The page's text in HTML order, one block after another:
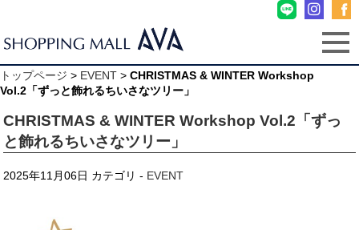
トップページ > EVENT > CHRISTMAS & WINTER Workshop
Vol.2「ずっと飾れるちいさなツリー」
CHRISTMAS & WINTER Workshop Vol.2「ずっ
と飾れるちいさなツリー」
2025年11月06日 カテゴリ - EVENT